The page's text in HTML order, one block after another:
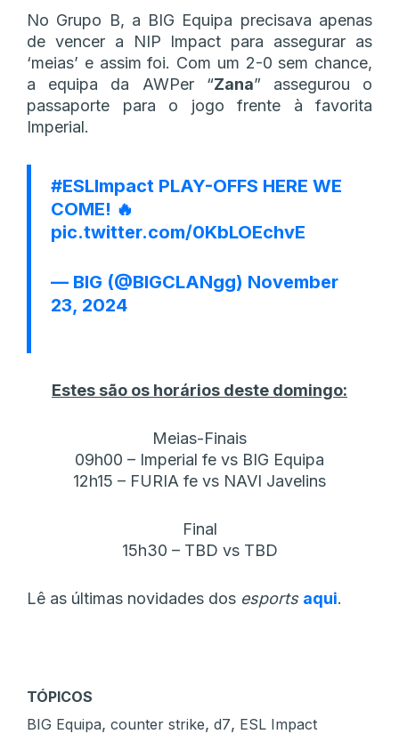
No Grupo B, a BIG Equipa precisava apenas
de vencer a NIP Impact para assegurar as
‘meias’ e assim foi. Com um 2-0 sem chance,
a equipa da AWPer “Zana” assegurou o
passaporte para o jogo frente à favorita
Imperial.
#ESLImpact PLAY-OFFS HERE WE
COME! 🔥
pic.twitter.com/0KbLOEchvE
— BIG (@BIGCLANgg) November
23, 2024
Estes são os horários deste domingo:
Meias-Finais
09h00 – Imperial fe vs BIG Equipa
12h15 – FURIA fe vs NAVI Javelins
Final
15h30 – TBD vs TBD
Lê as últimas novidades dos esports aqui.
TÓPICOS
BIG Equipa, counter strike, d7, ESL Impact